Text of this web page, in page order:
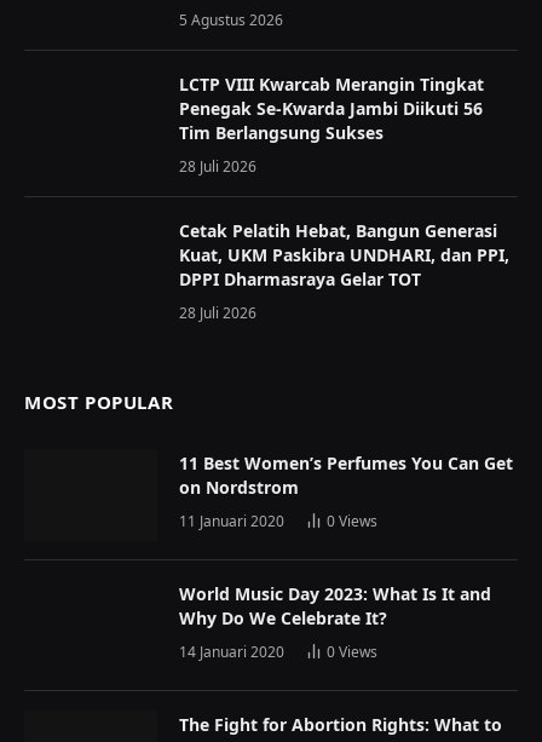
5 Agustus 2026
LCTP VIII Kwarcab Merangin Tingkat
Penegak Se-Kwarda Jambi Diikuti 56
Tim Berlangsung Sukses
28 Juli 2026
Cetak Pelatih Hebat, Bangun Generasi
Kuat, UKM Paskibra UNDHARI, dan PPI,
DPPI Dharmasraya Gelar TOT
28 Juli 2026
MOST POPULAR
11 Best Women’s Perfumes You Can Get
on Nordstrom
11 Januari 2020 0Views
World Music Day 2023: What Is It and
Why Do We Celebrate It?
14 Januari 2020 0Views
The Fight for Abortion Rights: What to